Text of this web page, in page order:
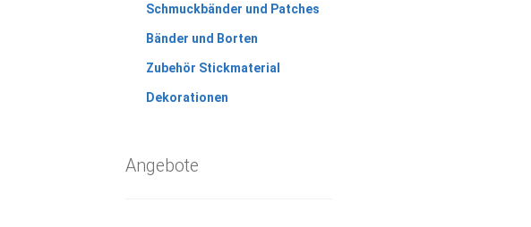
Schmuckbänder und Patches
Bänder und Borten
Zubehör Stickmaterial
Dekorationen
Angebote